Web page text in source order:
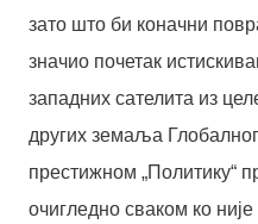
зато што би коначни
значио почетак
западних сателита из
других земаља Глобалног
престижном „Политику“
очигледно сваком ко